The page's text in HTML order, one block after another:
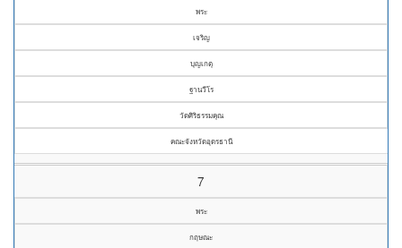
พระ
เจริญ
บุญเกตุ
ฐานวีโร
วัดศิริธรรมคุณ
คณะจังหวัดอุดรธานี
7
พระ
กฤษณะ